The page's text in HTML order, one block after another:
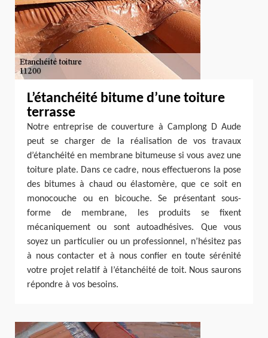
L’étanchéité bitume d’une toiture
terrasse
Notre entreprise de couverture à Camplong D Aude
peut se charger de la réalisation de vos travaux
d’étanchéité en membrane bitumeuse si vous avez une
toiture plate. Dans ce cadre, nous effectuerons la pose
des bitumes à chaud ou élastomère, que ce soit en
monocouche ou en bicouche. Se présentant sous-
forme de membrane, les produits se fixent
mécaniquement ou sont autoadhésives. Que vous
soyez un particulier ou un professionnel, n’hésitez pas
à nous contacter et à nous confier en toute sérénité
votre projet relatif à l’étanchéité de toit. Nous saurons
répondre à vos besoins.